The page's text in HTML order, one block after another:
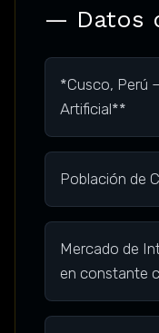
— Datos
*Cusco, Perú
Artificial**
Población de
Mercado de
en constante